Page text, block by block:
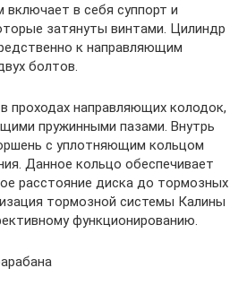
в себя суппорт и
затянуты винтами. Цилиндр
к направляющим
болтов.
проходах направляющих колодок,
пружинными пазами. Внутрь
с уплотняющим кольцом
Данное кольцо обеспечивает
расстояние диска до тормозных
тормозной системы Калины
функционированию.